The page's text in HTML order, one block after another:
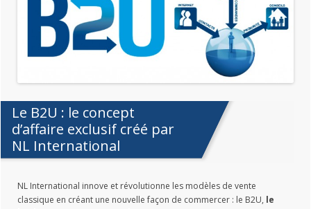
Le B2U : le concept
d’affaire exclusif créé par
NL International
NL International innove et révolutionne les modèles de vente
classique en créant une nouvelle façon de commercer : le B2U, le